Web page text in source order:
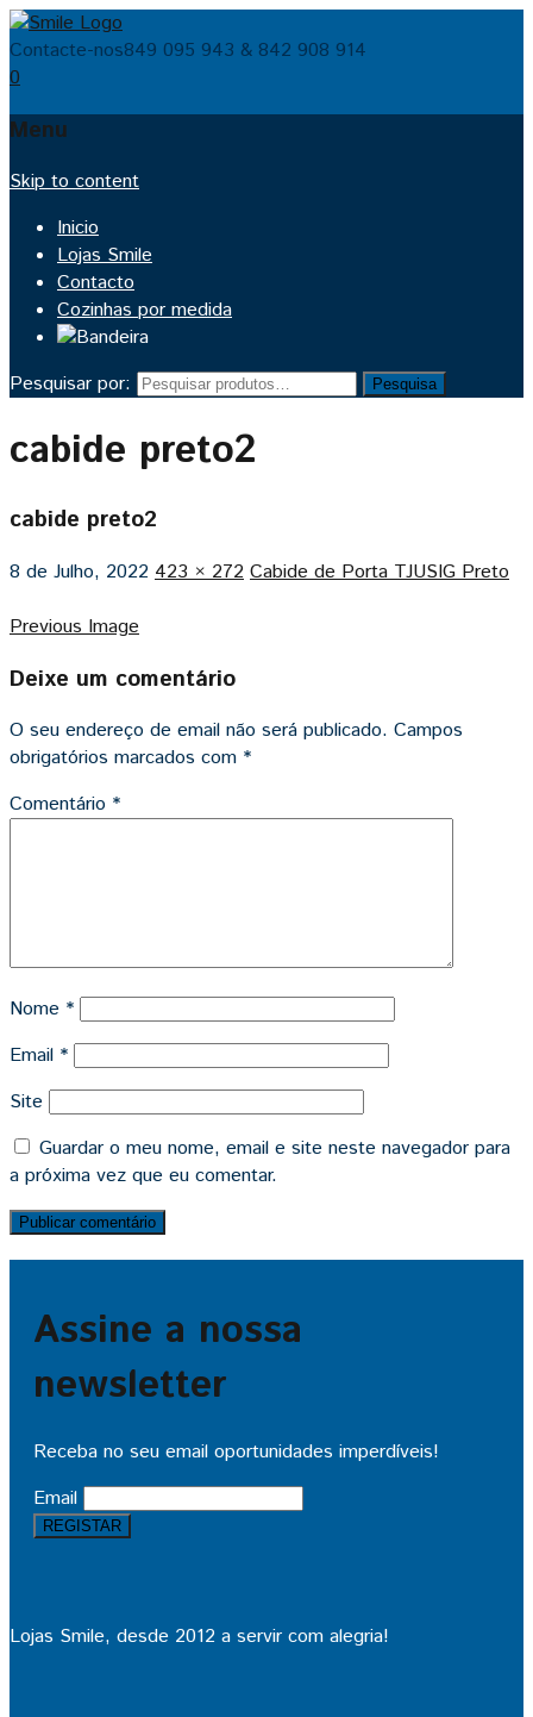
Contacte-nos849 095 943 & 842 908 914
0
Menu
Skip to content
Inicio
Lojas Smile
Contacto
Cozinhas por medida
Pesquisar por: Pesquisa
cabide preto2
cabide preto2
8 de Julho, 2022 423 × 272 Cabide de Porta TJUSIG Preto
Previous Image
Deixe um comentário
O seu endereço de email não será publicado. Campos
obrigatórios marcados com *
Comentário *
Nome *
Email *
Site
Guardar o meu nome, email e site neste navegador para
a próxima vez que eu comentar.
Assine a nossa
newsletter
Receba no seu email oportunidades imperdíveis!
Email
Lojas Smile, desde 2012 a servir com alegria!